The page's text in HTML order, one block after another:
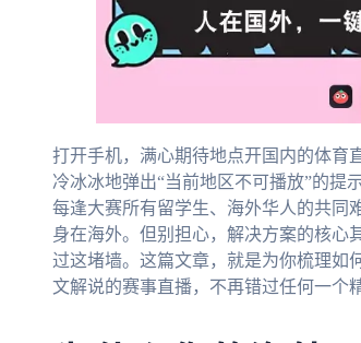
打开手机，满心期待地点开国内的体育
冷冰冰地弹出“当前地区不可播放”的提
每逢大赛所有留学生、海外华人的共同
身在海外。但别担心，解决方案的核心
过这堵墙。这篇文章，就是为你梳理如
文解说的赛事直播，不再错过任何一个